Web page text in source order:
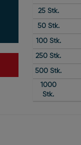
25Stk.
50Stk.
100Stk.
250 Stk.
500 Stk.
1000
Stk.